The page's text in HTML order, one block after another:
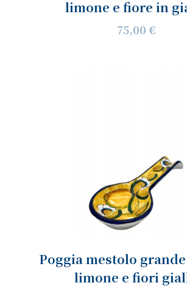
limone e fiore in
75,00 €
Poggia mestolo
limone e fiori